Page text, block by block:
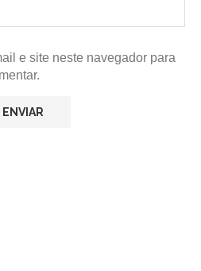
e site neste navegador para